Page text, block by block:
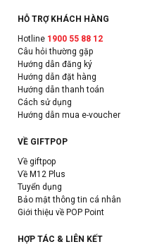
HỖ TRỢ KHÁCH HÀNG
Hotline 1900 55 88 12
Câu hỏi thường gặp
Hướng dẫn đăng ký
Hướng dẫn đặt hàng
Hướng dẫn thanh toán
Cách sử dụng
Hướng dẫn mua e-voucher
VỀ GIFTPOP
Về giftpop
Về M12 Plus
Tuyển dụng
Bảo mật thông tin cá nhân
Giới thiệu về POP Point
HỢP TÁC & LIÊN KẾT